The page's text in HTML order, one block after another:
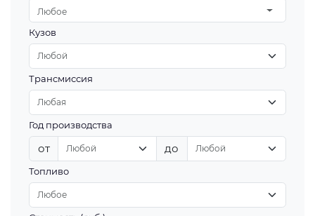
Любое
Кузов
Трансмиссия
Год производства
от до
Топливо